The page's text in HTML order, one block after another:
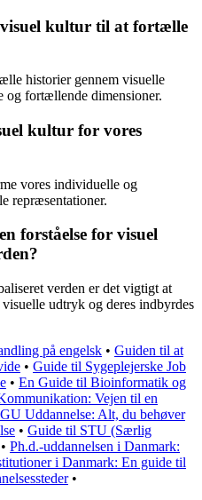
kultur til at fortælle
historier gennem visuelle
og fortællende dimensioner.
kultur for vores
vores individuelle og
repræsentationer.
forståelse for visuel
verden er det vigtigt at
udtryk og deres indbyrdes
på engelsk • Guiden til at
• Guide til Sygeplejerske Job
• En Guide til Bioinformatik og
Vejen til en
Uddannelse: Alt, du behøver
• Guide til STU (Særlig
• Ph.d.-uddannelsen i Danmark:
i Danmark: En guide til
•